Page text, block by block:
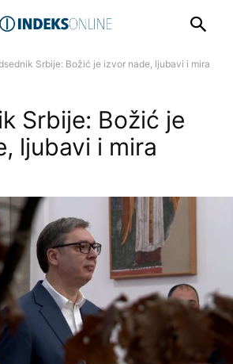
Srbije: Božić je izvor nade, ljubavi i mira
Srbije: Božić je
ljubavi i mira